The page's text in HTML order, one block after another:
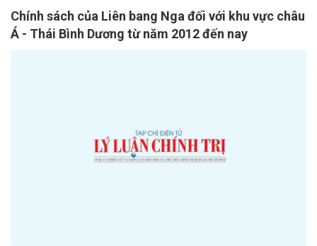
Chính sách của Liên bang Nga đối với khu vực châu
Á - Thái Bình Dương từ năm 2012 đến nay